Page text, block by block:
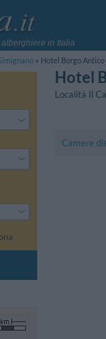
in Italia
Hotel Borgo
Hotel
Località Il
Camere